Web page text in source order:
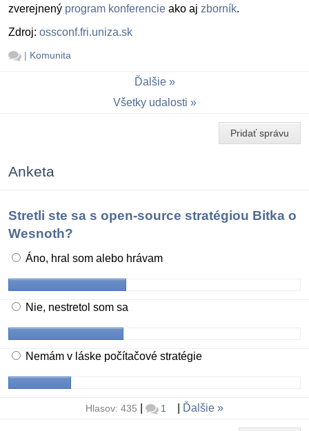
zverejnený program konferencie ako aj zborník.
Zdroj: ossconf.fri.uniza.sk
| Komunita
Ďalšie
Všetky udalosti
Pridať správu
Anketa
Stretli ste sa s open-source stratégiou Bitka o
Wesnoth?
Áno, hral som alebo hrávam
Nie, nestretol som sa
Nemám v láske počítačové stratégie
Hlasov: 435 1 Ďalšie